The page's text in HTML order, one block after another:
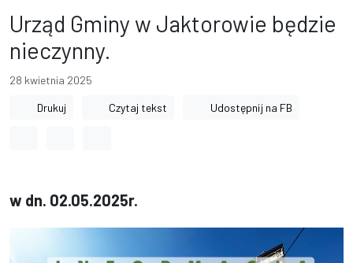
Urząd Gminy w Jaktorowie będzie
nieczynny.
28 kwietnia 2025
Drukuj Czytaj tekst Udostępnij na FB
w dn. 02.05.2025r.